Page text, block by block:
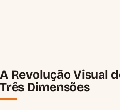
A Revolução Visual
Três Dimensões